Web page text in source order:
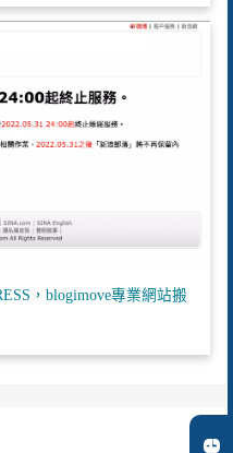
，blogimove專業網站搬